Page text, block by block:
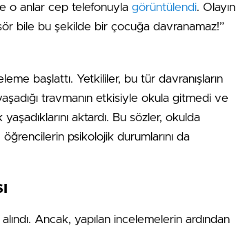
o anlar cep telefonuyla görüntülendi. Olayın
bile bu şekilde bir çocuğa davranamaz!”
başlattı. Yetkililer, bu tür davranışların
travmanın etkisiyle okula gitmedi ve
aktardı. Bu sözler, okulda
öğrencilerin psikolojik durumlarını da
Ancak, yapılan incelemelerin ardından